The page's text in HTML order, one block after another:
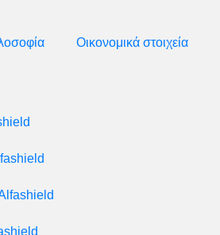
Οικονομικά στοιχεία